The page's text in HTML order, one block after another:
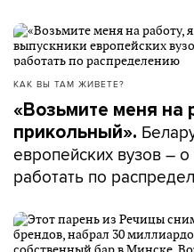
КАК ВЫ ТАМ ЖИВЕТЕ?
«Возьмите меня на
прикольный».
европейских вузов –
работать по